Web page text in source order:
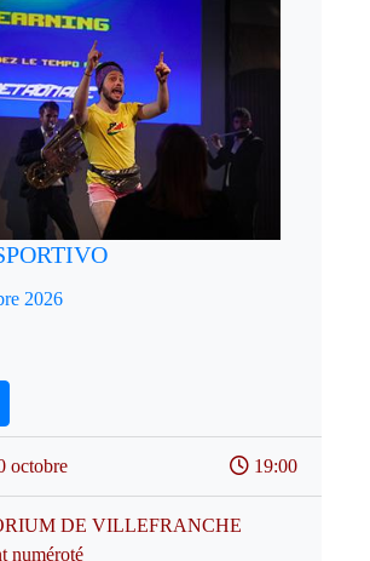
2026
octobre 19:00
DE VILLEFRANCHE
numéroté